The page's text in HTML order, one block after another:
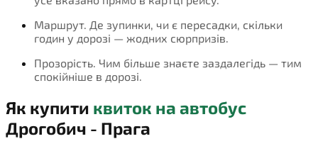
Маршрут. Де зупинки, чи є пересадки, скільки
годин у дорозі — жодних сюрпризів.
Прозорість. Чим більше знаєте заздалегідь — тим
спокійніше в дорозі.
Як купити квиток на автобус
Дрогобич - Прага